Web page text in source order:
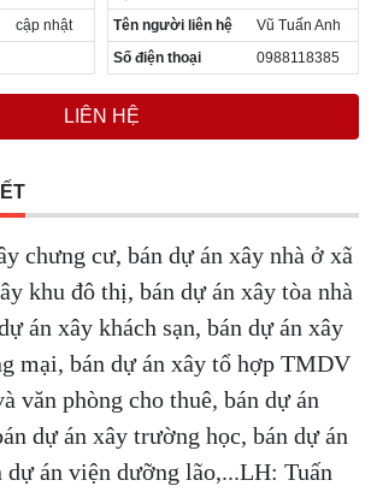
cập nhật
Tên người liên hệ
Vũ Tuấn Anh
Số điện thoại
0988118385
LIÊN HỆ
chưng cư, bán dự án xây nhà ở xã
khu đô thị, bán dự án xây tòa nhà
án xây khách sạn, bán dự án xây
mại, bán dự án xây tổ hợp TMDV
văn phòng cho thuê, bán dự án
dự án xây trường học, bán dự án
dự án viện dưỡng lão,...LH: Tuấn